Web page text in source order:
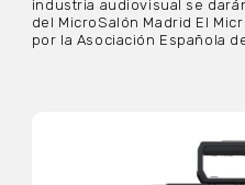
industria audiovisual se
del MicroSalón Madrid El
por la Asociación Española